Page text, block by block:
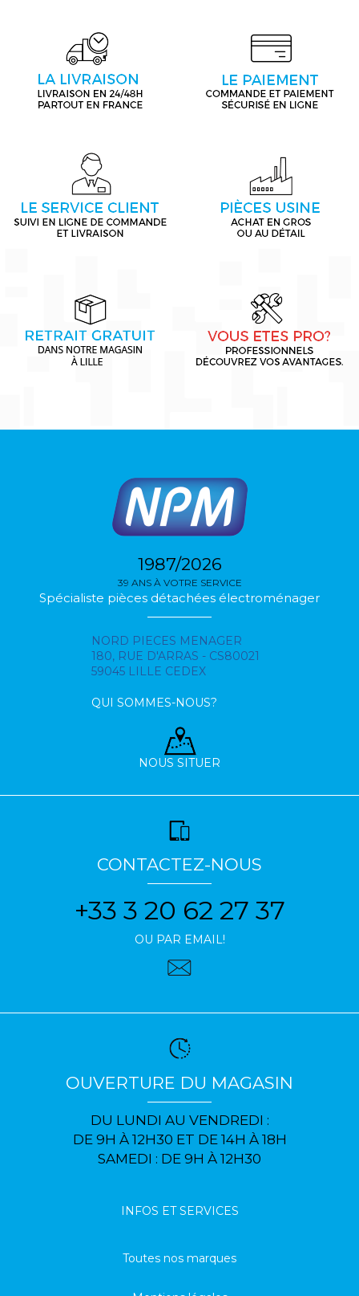
1987/2026
39 ANS À VOTRE SERVICE
Spécialiste pièces détachées électroménager
NORD PIECES MENAGER
180, RUE D'ARRAS - CS80021
59045 LILLE CEDEX
QUI SOMMES-NOUS?
NOUS SITUER
CONTACTEZ-NOUS
+33 3 20 62 27 37
OU PAR EMAIL!
OUVERTURE DU MAGASIN
DU LUNDI AU VENDREDI :
DE 9H À 12H30 ET DE 14H À 18H
SAMEDI : DE 9H À 12H30
INFOS ET SERVICES
Toutes nos marques